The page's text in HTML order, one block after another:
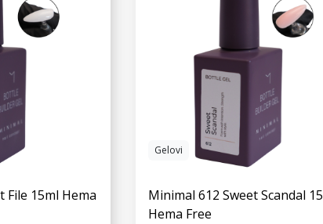
File 15ml Hema
Gelovi
Minimal 612 Sweet Scandal
Hema Free